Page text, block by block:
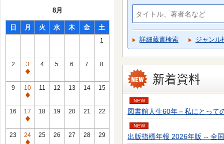
8月
日 月 火 水 木 金 土
1
2
3
通
常
休
館
日
4 5 6 7 8
9
10
通
常
休
館
日
11 12 13 14 15
16
17
通
常
休
18 19 20 21 22
23
24
25 26 27 28 29
詳細蔵書検索 ジャンル
新着資料
NEW
図書館人生60年－私にとっ
NEW
出版指標年報 2026年版 -- 全